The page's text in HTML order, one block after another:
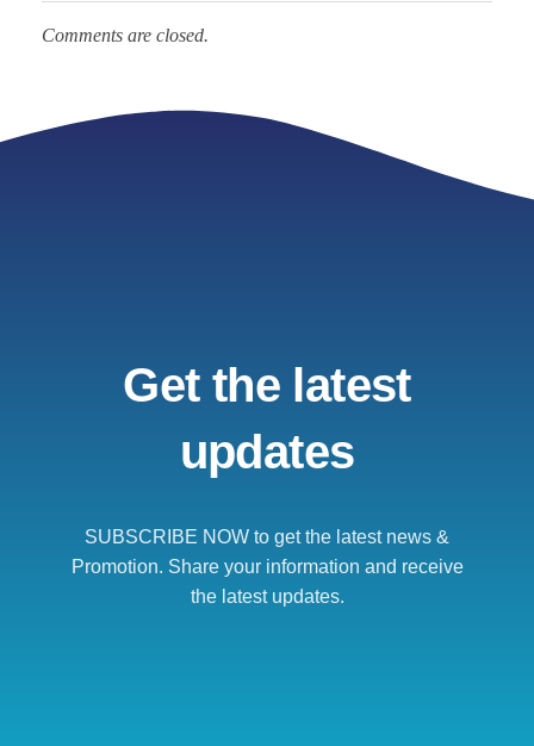
Comments are closed.
Get the latest
updates
SUBSCRIBE NOW to get the latest news &
Promotion. Share your information and receive
the latest updates.